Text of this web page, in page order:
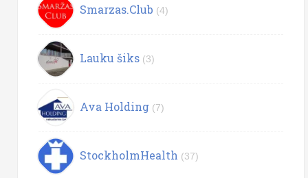
Smarzas.Club (4)
Lauku šiks (3)
Ava Holding (7)
StockholmHealth (37)